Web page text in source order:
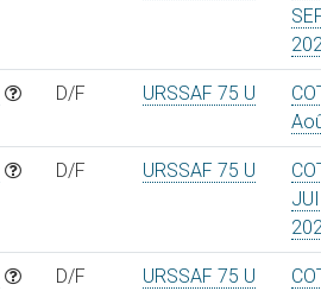
D/F URSSAF 75 U
D/F URSSAF 75 U
D/F URSSAF 75 U